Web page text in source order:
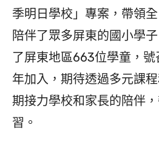
季明日學校」專案，帶領
陪伴了眾多屏東的國小學
了屏東地區663位學童，
年加入，期待透過多元課
期接力學校和家長的陪伴
習。